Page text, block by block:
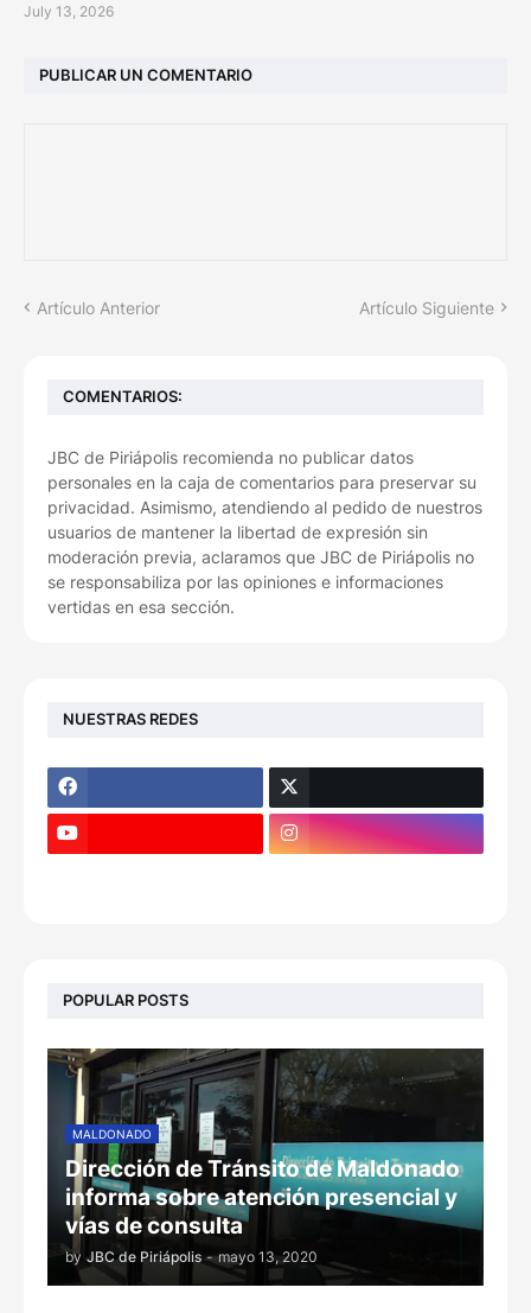
July 13, 2026
PUBLICAR UN COMENTARIO
Artículo Anterior Artículo Siguiente
COMENTARIOS:
JBC de Piriápolis recomienda no publicar datos
personales en la caja de comentarios para preservar su
privacidad. Asimismo, atendiendo al pedido de nuestros
usuarios de mantener la libertad de expresión sin
moderación previa, aclaramos que JBC de Piriápolis no
se responsabiliza por las opiniones e informaciones
vertidas en esa sección.
NUESTRAS REDES
POPULAR POSTS
MALDONADO
Dirección de Tránsito de Maldonado
informa sobre atención presencial y
vías de consulta
by JBC de Piriápolis - mayo 13, 2020